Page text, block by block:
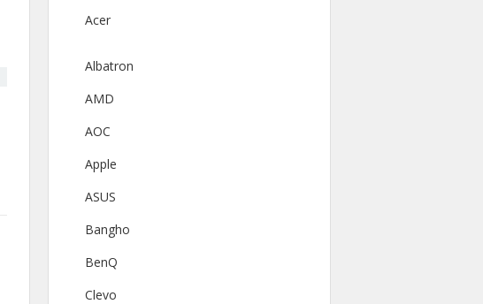
Acer
Albatron
AMD
AOC
Apple
ASUS
Bangho
BenQ
Clevo